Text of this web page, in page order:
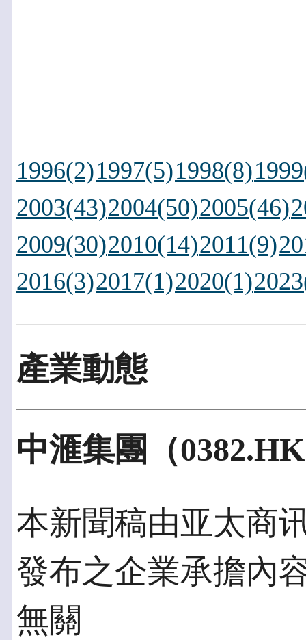
1996(2)1997(5)1998(8)
2003(43)2004(50)2005(46)
2009(30)2010(14)2011(9)
2016(3)2017(1)2020(1)
產業動態
中滙集團（
本新聞稿由亚太商
發布之企業承擔內
無關